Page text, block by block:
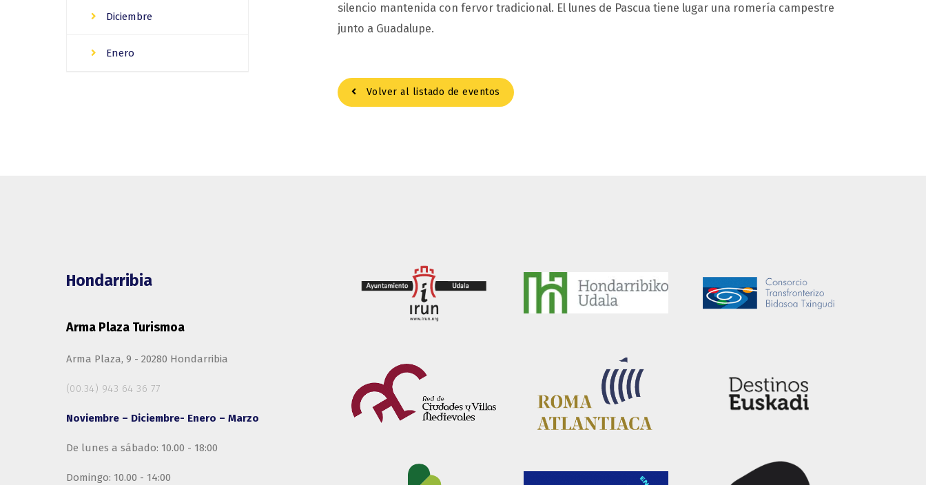
Diciembre
Enero
silencio mantenida con fervor tradicional. El lunes de Pascua tiene lugar una romería campestre
junto a Guadalupe.
Volver al listado de eventos
Hondarribia
Arma Plaza Turismoa
Arma Plaza, 9 - 20280 Hondarribia
(00.34) 943 64 36 77
Noviembre – Diciembre- Enero – Marzo
De lunes a sábado: 10.00 - 18:00
Domingo: 10.00 - 14:00